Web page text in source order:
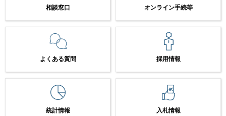
相談窓口 オンライン手続等
よくある質問 採用情報
統計情報 入札情報